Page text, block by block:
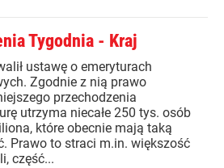
Tygodnia - Kraj
ustawę o emeryturach
Zgodnie z nią prawo
przechodzenia
utrzyma niecałe 250 tys. osób
które obecnie mają taką
Prawo to straci m.in. większość
część...